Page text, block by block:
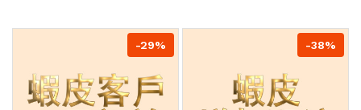
-29% -38%